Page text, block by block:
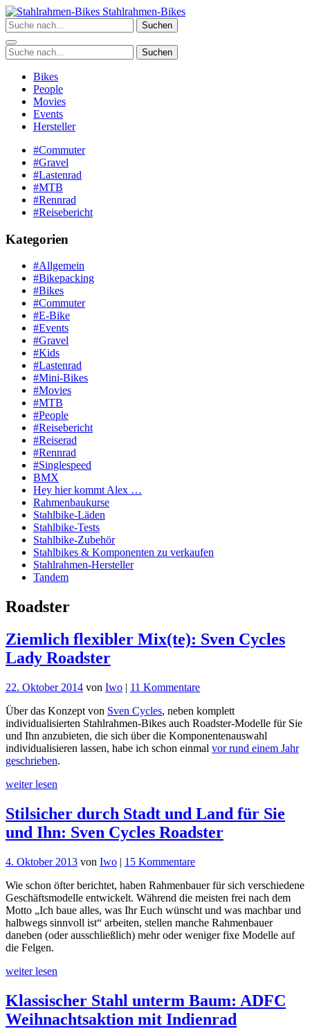
Zum
Inhalt
springen
Stahlrahmen-Bikes
Suchen
Suchen
Bikes
People
Movies
Events
Hersteller
#Commuter
#Gravel
#Lastenrad
#MTB
#Rennrad
#Reisebericht
Kategorien
#Allgemein
#Bikepacking
#Bikes
#Commuter
#E-Bike
#Events
#Gravel
#Kids
#Lastenrad
#Mini-Bikes
#Movies
#MTB
#People
#Reisebericht
#Reiserad
#Rennrad
#Singlespeed
BMX
Hey hier kommt Alex …
Rahmenbaukurse
Stahlbike-Läden
Stahlbike-Tests
Stahlbike-Zubehör
Stahlbikes & Komponenten zu verkaufen
Stahlrahmen-Hersteller
Tandem
Roadster
Ziemlich flexibler Mix(te): Sven Cycles
Lady Roadster
22. Oktober 2014 von Iwo | 11 Kommentarezu
flexibler
Mix(te):
Sven
Cycles
Über das Konzept von Sven Cycles, neben komplett
individualisierten Stahlrahmen-Bikes auch Roadster-Modelle für Sie
und Ihn anzubieten, die sich über die Komponentenauswahl
individualisieren lassen, habe ich schon einmal vor rund einem Jahr
geschrieben.
weiter lesen
Stilsicher durch Stadt und Land für Sie
und Ihn: Sven Cycles Roadster
4. Oktober 2013 von Iwo | 15 Kommentarezu
durch
Stadt
und
Land
für
Cycles
Roadster
Wie schon öfter berichtet, haben Rahmenbauer für sich verschiedene
Geschäftsmodelle entwickelt. Während die meisten frei nach dem
Motto „Ich baue alles, was Ihr Euch wünscht und was machbar und
halbwegs sinnvoll ist“ arbeiten, stellen manche Rahmenbauer
daneben (oder ausschließlich) mehr oder weniger fixe Modelle auf
die Felgen.
weiter lesen
Klassischer Stahl unterm Baum: ADFC
Weihnachtsaktion mit Indienrad